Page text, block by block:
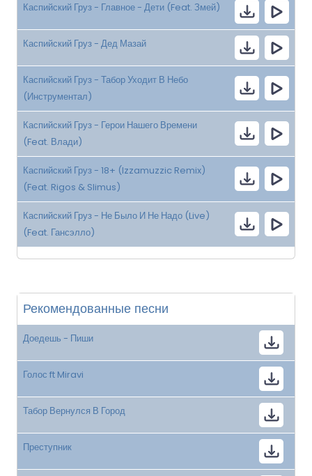
Каспийский Груз - Главное - Дети (Feat. Змей)
Каспийский Груз - Дед Мазай
Каспийский Груз - Табор Уходит В Небо
(Инструментал)
Каспийский Груз - Герои Нашего Времени
(Feat. Влади)
Каспийский Груз - 18+ (Izzamuzzic Remix)
(Feat. Rigos & Slimus)
Каспийский Груз - Не Было И Не Надо (Live)
(Feat. Гансэлло)
Рекомендованные песни
Доедешь - Пиши
Голос ft Miravi
Табор Вернулся В Город
Преступник